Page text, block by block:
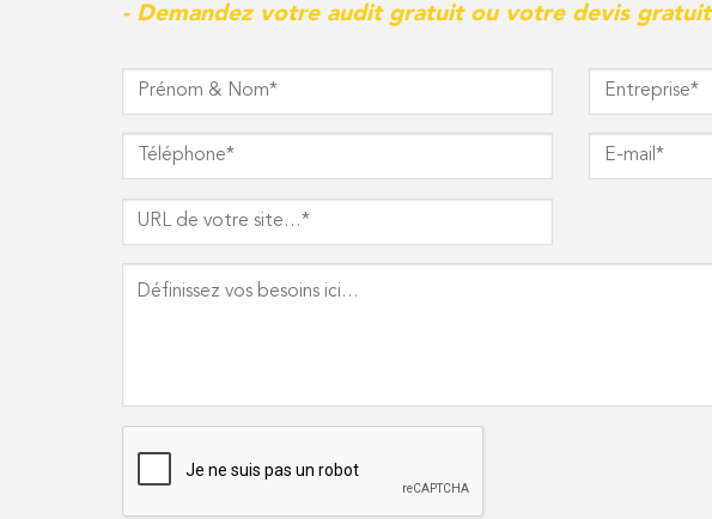
- Demandez votre audit gratuit ou votre devis gratuit